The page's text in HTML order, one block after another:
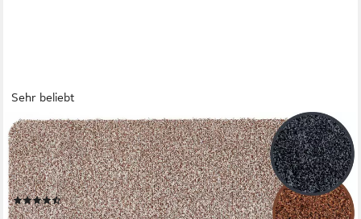
Sehr beliebt
ANDIAMO
Fußmatte Samson, Made in Netherlands, rechteckig, Höhe: 6
mm, Schmutzfangmatte, waschbar, rutschhemmend, auch als 2er
Set erhältlich
(417)
ab 16,14 € UVP19,99 €